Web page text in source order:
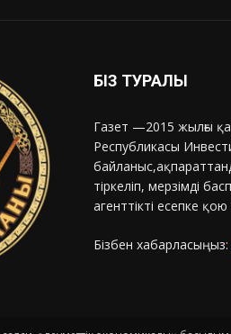
БІЗ ТУРАЛЫ
Газет —2015 жылғы
Республикасы
тіркеліп, мерзімді
агенттікті есепке
Бізбен хабарласыңыз: